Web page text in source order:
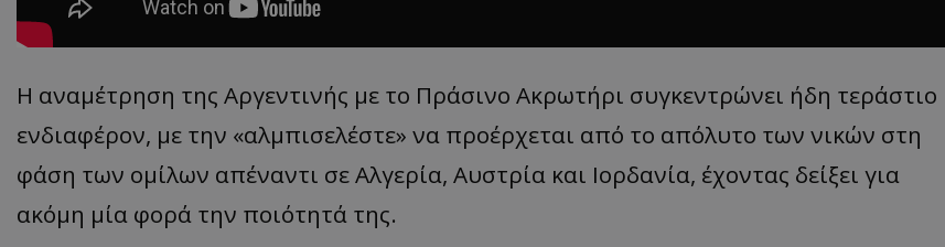
Η αναμέτρηση της Αργεντινής με το Πράσινο Ακρωτήρι συγκεντρώνει ήδη τεράστιο
ενδιαφέρον, με την «αλμπισελέστε» να προέρχεται από το απόλυτο των νικών στη
φάση των ομίλων απέναντι σε Αλγερία, Αυστρία και Ιορδανία, έχοντας δείξει για
ακόμη μία φορά την ποιότητά της.